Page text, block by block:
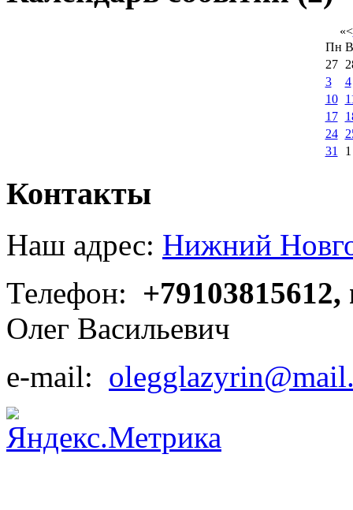
«<
Пн
27
3
4
10
17
24
31
1
Контакты
Наш адрес: Нижний
Телефон:
Олег Васильевич
e-mail: